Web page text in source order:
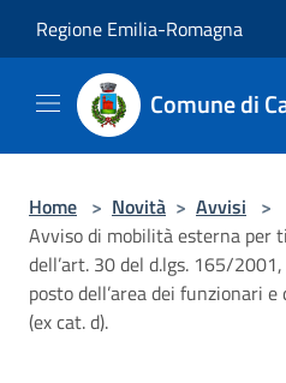
Regione Emilia-Romagna
Comune di
Home > Novità > Avvisi >
Avviso di mobilità esterna per
dell’art. 30 del d.lgs. 165/
posto dell’area dei funzionari
(ex cat. d).